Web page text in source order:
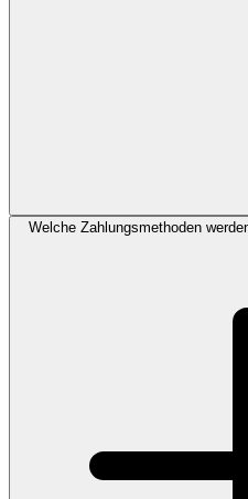
Welche Zahlungsmethoden